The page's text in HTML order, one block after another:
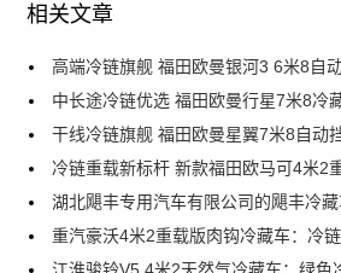
相关文章
高端冷链旗舰 福田欧曼银河3 6米8自
中长途冷链优选 福田欧曼行星7米8冷
干线冷链旗舰 福田欧曼星翼7米8自动挡
冷链重载新标杆 新款福田欧马可4米2
湖北飓丰专用汽车有限公司的飓丰冷藏
重汽豪沃4米2重载版肉钩冷藏车：冷